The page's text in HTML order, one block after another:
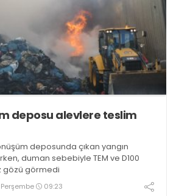
deposu alevlere teslim
deposunda çıkan yangın
duman sebebiyle TEM ve D100
gözü görmedi
09:23